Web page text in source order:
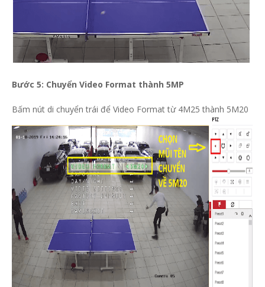
Bước 5: Chuyển Video Format thành 5MP
Bấm nút di chuyển trái để Video Format từ 4M25 thành 5M20